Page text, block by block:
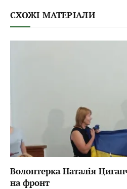
СХОЖІ МАТЕРІАЛИ
Волонтерка Наталія
на фронт